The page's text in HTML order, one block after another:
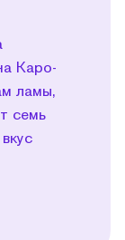
Каро-
ламы,
семь